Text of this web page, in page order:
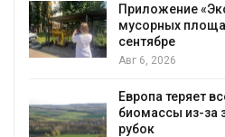
Приложение
мусорных
сентябре
Авг 6, 2026
Европа теряет
биомассы из-за
рубок